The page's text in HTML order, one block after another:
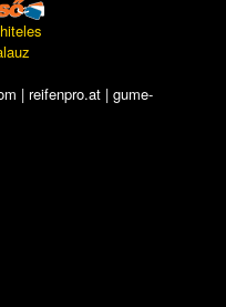
| reifenpro.at | gume-